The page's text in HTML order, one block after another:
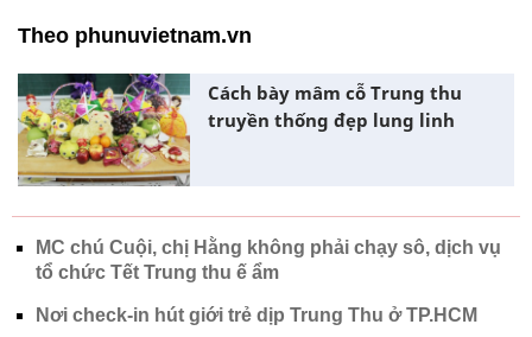
Theo phunuvietnam.vn
Cách bày mâm cỗ Trung thu
truyền thống đẹp lung linh
MC chú Cuội, chị Hằng không phải chạy sô, dịch vụ
tổ chức Tết Trung thu ế ẩm
Nơi check-in hút giới trẻ dịp Trung Thu ở TP.HCM